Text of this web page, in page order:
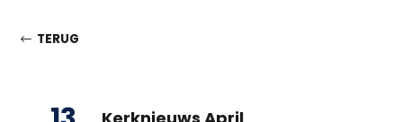
TERUG